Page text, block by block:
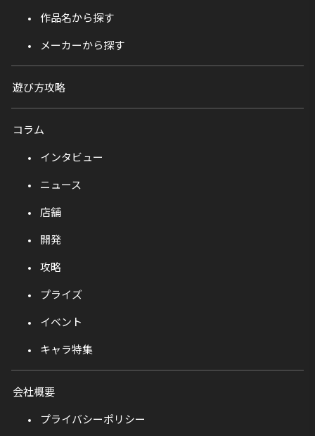
作品名から探す
メーカーから探す
遊び方攻略
コラム
インタビュー
ニュース
店舗
開発
攻略
プライズ
イベント
キャラ特集
会社概要
プライバシーポリシー